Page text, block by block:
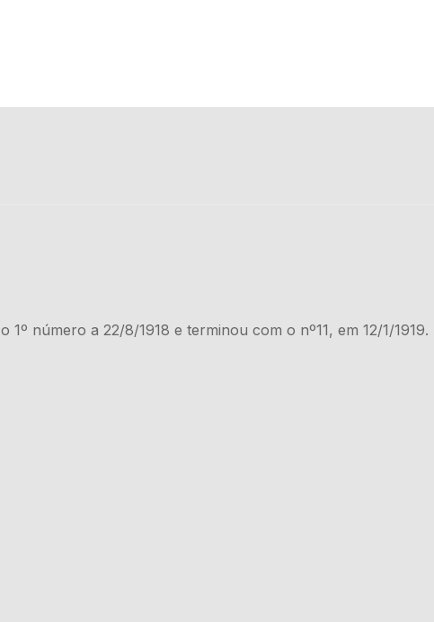
número a 22/8/1918 e terminou com o nº11, em 12/1/1919.